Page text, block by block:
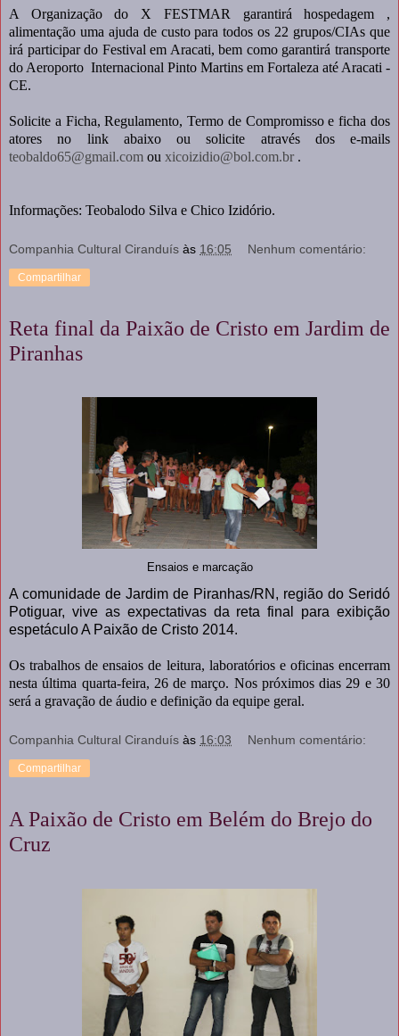
A Organização do X FESTMAR garantirá hospedagem ,
alimentação uma ajuda de custo para todos os 22 grupos/CIAs que
irá participar do Festival em Aracati, bem como garantirá transporte
do Aeroporto Internacional Pinto Martins em Fortaleza até Aracati -
CE.
Solicite a Ficha, Regulamento, Termo de Compromisso e ficha dos
atores no link abaixo ou solicite através dos e-mails
teobaldo65@gmail.com ou xicoizidio@bol.com.br.
Informações: Teobalodo Silva e Chico Izidório.
Companhia Cultural Ciranduís às 16:05 Nenhum comentário:
Compartilhar
Reta final da Paixão de Cristo em Jardim de
Piranhas
Ensaios e marcação
A comunidade de Jardim de Piranhas/RN, região do Seridó
Potiguar, vive as expectativas da reta final para exibição
espetáculo A Paixão de Cristo 2014.
Os trabalhos de ensaios de leitura, laboratórios e oficinas encerram
nesta última quarta-feira, 26 de março. Nos próximos dias 29 e 30
será a gravação de áudio e definição da equipe geral.
Companhia Cultural Ciranduís às 16:03 Nenhum comentário:
Compartilhar
A Paixão de Cristo em Belém do Brejo do
Cruz